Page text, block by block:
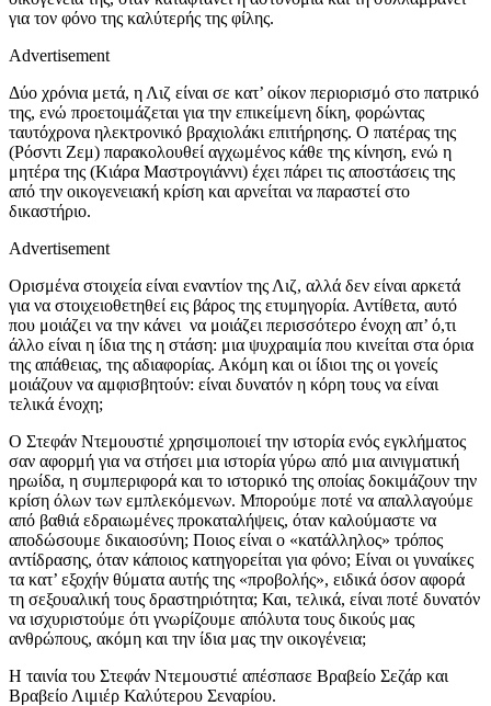
για τον φόνο της καλύτερής της φίλης.
Advertisement
Δύο χρόνια μετά, η Λιζ είναι σε κατ’ οίκον περιορισμό στο πατρικό
της, ενώ προετοιμάζεται για την επικείμενη δίκη, φορώντας
ταυτόχρονα ηλεκτρονικό βραχιολάκι επιτήρησης. Ο πατέρας της
(Ρόσντι Ζεμ) παρακολουθεί αγχωμένος κάθε της κίνηση, ενώ η
μητέρα της (Κιάρα Μαστρογιάννι) έχει πάρει τις αποστάσεις της
από την οικογενειακή κρίση και αρνείται να παραστεί στο
δικαστήριο.
Advertisement
Ορισμένα στοιχεία είναι εναντίον της Λιζ, αλλά δεν είναι αρκετά
για να στοιχειοθετηθεί εις βάρος της ετυμηγορία. Αντίθετα, αυτό
που μοιάζει να την κάνει να μοιάζει περισσότερο ένοχη απ’ ό,τι
άλλο είναι η ίδια της η στάση: μια ψυχραιμία που κινείται στα όρια
της απάθειας, της αδιαφορίας. Ακόμη και οι ίδιοι της οι γονείς
μοιάζουν να αμφισβητούν: είναι δυνατόν η κόρη τους να είναι
τελικά ένοχη;
Ο Στεφάν Ντεμουστιέ χρησιμοποιεί την ιστορία ενός εγκλήματος
σαν αφορμή για να στήσει μια ιστορία γύρω από μια αινιγματική
ηρωίδα, η συμπεριφορά και το ιστορικό της οποίας δοκιμάζουν την
κρίση όλων των εμπλεκόμενων. Μπορούμε ποτέ να απαλλαγούμε
από βαθιά εδραιωμένες προκαταλήψεις, όταν καλούμαστε να
αποδώσουμε δικαιοσύνη; Ποιος είναι ο «κατάλληλος» τρόπος
αντίδρασης, όταν κάποιος κατηγορείται για φόνο; Είναι οι γυναίκες
τα κατ’ εξοχήν θύματα αυτής της «προβολής», ειδικά όσον αφορά
τη σεξουαλική τους δραστηριότητα; Και, τελικά, είναι ποτέ δυνατόν
να ισχυριστούμε ότι γνωρίζουμε απόλυτα τους δικούς μας
ανθρώπους, ακόμη και την ίδια μας την οικογένεια;
Η ταινία του Στεφάν Ντεμουστιέ απέσπασε Βραβείο Σεζάρ και
Βραβείο Λιμιέρ Καλύτερου Σεναρίου.